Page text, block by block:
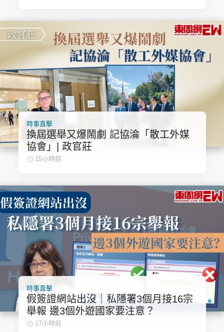
時事直擊
換屆選舉又爆鬧劇 記協淪「散工外媒
協會」| 政官莊
15小時前
時事直擊
假簽證網站出沒｜私隱署3個月接16宗
舉報 邊3個外遊國家要注意？
17小時前